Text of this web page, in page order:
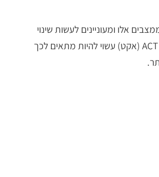
אלו ומעוניינים לעשות שינוי
לטובה בחייכם, CBT (סי בי טי) בשילוב ACT (אקט) עשוי להיות מתאים לכך